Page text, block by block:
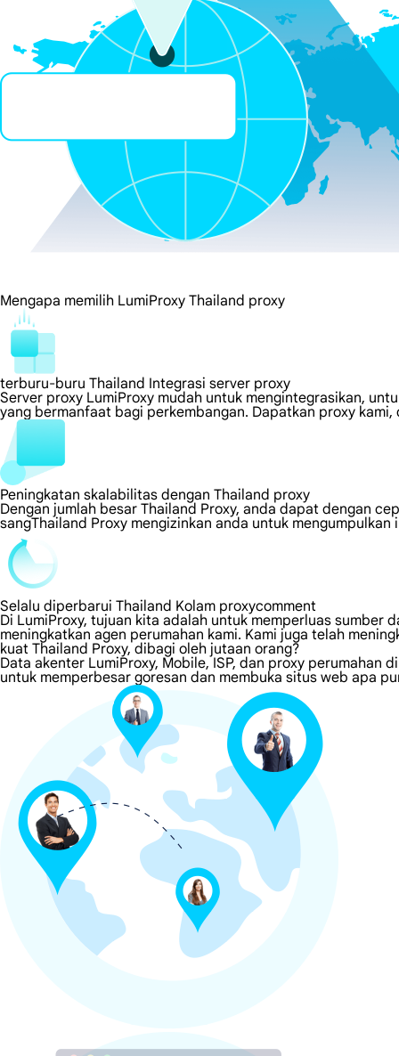
Mengapa memilih LumiProxy Thailand proxy
terburu-buru Thailand Integrasi server proxy
Server proxy LumiProxy mudah untuk mengintegrasikan,
yang bermanfaat bagi perkembangan. Dapatkan proxy
Peningkatan skalabilitas dengan Thailand proxy
Dengan jumlah besar Thailand Proxy, anda dapat dengan
sangThailand Proxy mengizinkan anda untuk
Selalu diperbarui Thailand Kolam proxycomment
Di LumiProxy, tujuan kita adalah untuk memperluas sumber
meningkatkan agen perumahan kami. Kami juga telah
kuat Thailand Proxy, dibagi oleh jutaan orang?
Data akenter LumiProxy, Mobile, ISP, dan proxy
untuk memperbesar goresan dan membuka situs web apa